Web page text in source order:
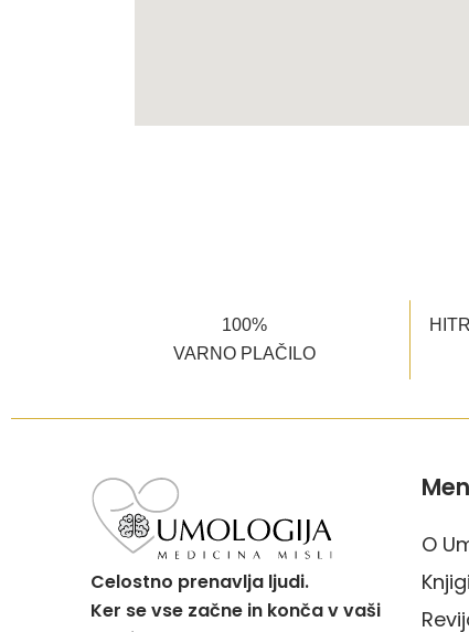
100%
VARNO PLAČILO
Celostno prenavlja ljudi.
Ker se vse začne in konča v vaši
O